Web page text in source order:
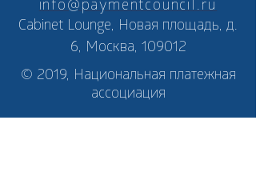
info@paymentcouncil.ru
Cabinet Lounge, Новая площадь, д.
6, Москва, 109012
© 2019, Национальная платежная
ассоциация